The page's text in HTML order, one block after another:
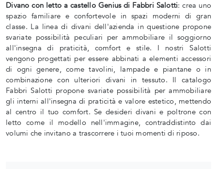
Divano con letto a castello Genius di Fabbri Salotti: crea uno
spazio familiare e confortevole in spazi moderni di gran
classe. La linea di divani dell'azienda in questione propone
svariate possibilità peculiari per ammobiliare il soggiorno
all'insegna di praticità, comfort e stile. I nostri Salotti
vengono progettati per essere abbinati a elementi accessori
di ogni genere, come tavolini, lampade e piantane o in
combinazione con ulteriori divani in tessuto. Il catalogo
Fabbri Salotti propone svariate possibilità per ammobiliare
gli interni all'insegna di praticità e valore estetico, mettendo
al centro il tuo comfort. Se desideri divani e poltrone con
letto come il modello nell'immagine, contraddistinto dai
volumi che invitano a trascorrere i tuoi momenti di riposo.